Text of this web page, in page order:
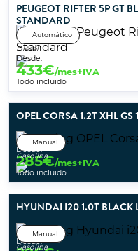
PEUGEOT RIFTER 5P GT
STANDARD
Automático
Diésel
Desde:
433€/mes+IVA
Todo incluido
OPEL CORSA 1.2T XHL GS
Manual
Gasolina
Desde:
285€/mes+IVA
Todo incluido
HYUNDAI I20 1.0T BLACK
Manual
Gasolina
Desde: